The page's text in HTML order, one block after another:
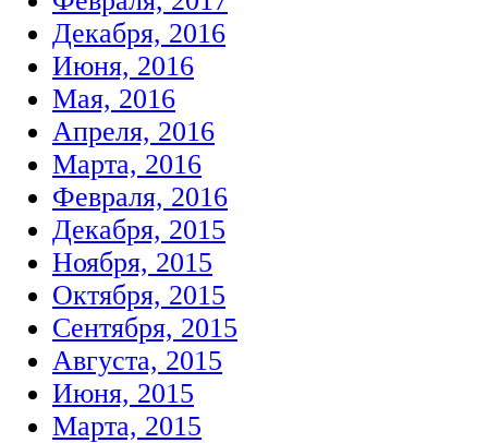
Декабря, 2016
Июня, 2016
Мая, 2016
Апреля, 2016
Марта, 2016
Февраля, 2016
Декабря, 2015
Ноября, 2015
Октября, 2015
Сентября, 2015
Августа, 2015
Июня, 2015
Марта, 2015